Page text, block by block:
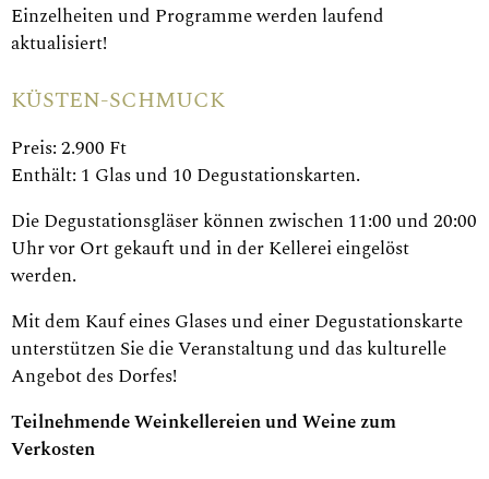
Einzelheiten und Programme werden laufend
aktualisiert!
KÜSTEN-SCHMUCK
Preis: 2.900 Ft
Enthält: 1 Glas und 10 Degustationskarten.
Die Degustationsgläser können zwischen 11:00 und 20:00
Uhr vor Ort gekauft und in der Kellerei eingelöst
werden.
Mit dem Kauf eines Glases und einer Degustationskarte
unterstützen Sie die Veranstaltung und das kulturelle
Angebot des Dorfes!
Teilnehmende Weinkellereien und Weine zum
Verkosten